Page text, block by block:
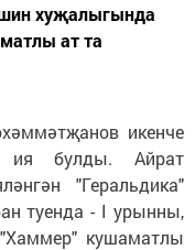
хуҗалыгында
ат та
икенче
ия булды. Айрат
"Геральдика"
туенда - I урынны,
кушаматлы